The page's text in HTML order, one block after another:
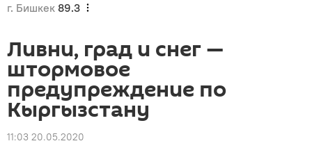
г. Бишкек 89.3
Ливни, град и снег —
штормовое
предупреждение по
Кыргызстану
11:03 20.05.2020